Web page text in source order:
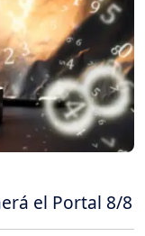
el Portal 8/8